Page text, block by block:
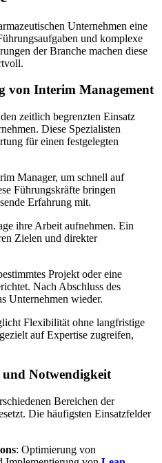
Unternehmen eine
und komplexe
der Branche machen diese
von Interim Management
zeitlich begrenzten Einsatz
Diese Spezialisten
für einen festgelegten
Manager, um schnell auf
Führungskräfte bringen
Erfahrung mit.
ihre Arbeit aufnehmen. Ein
Zielen und direkter
Projekt oder eine
Nach Abschluss des
Unternehmen wieder.
Flexibilität ohne langfristige
auf Expertise zugreifen,
und Notwendigkeit
Bereichen der
Die häufigsten Einsatzfelder
: Optimierung von